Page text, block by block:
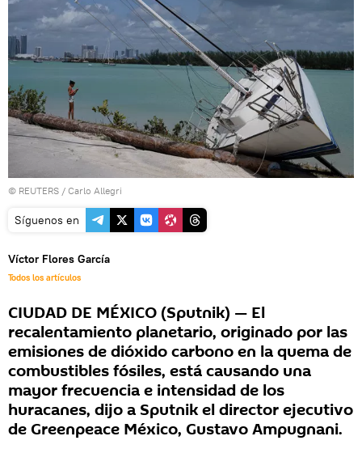
© REUTERS / Carlo Allegri
Síguenos en
Víctor Flores García
Todos los artículos
CIUDAD DE MÉXICO (Sputnik) — El
recalentamiento planetario, originado por las
emisiones de dióxido carbono en la quema de
combustibles fósiles, está causando una
mayor frecuencia e intensidad de los
huracanes, dijo a Sputnik el director ejecutivo
de Greenpeace México, Gustavo Ampugnani.